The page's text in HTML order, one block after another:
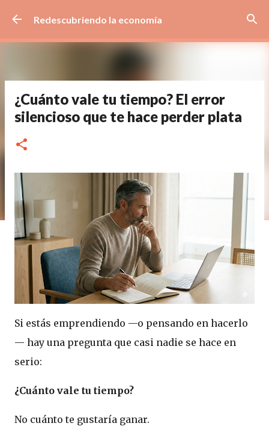
Ir al contenido principal
Redescubriendo la economía
¿Cuánto vale tu tiempo? El error
silencioso que te hace perder plata
Si estás emprendiendo —o pensando en hacerlo
— hay una pregunta que casi nadie se hace en
serio:
¿Cuánto vale tu tiempo?
No cuánto te gustaría ganar.